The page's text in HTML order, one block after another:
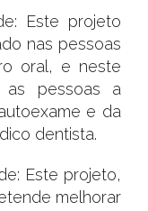
Este projeto
nas pessoas
oral, e neste
as pessoas a
e da
dentista.
Este projeto,
melhorar